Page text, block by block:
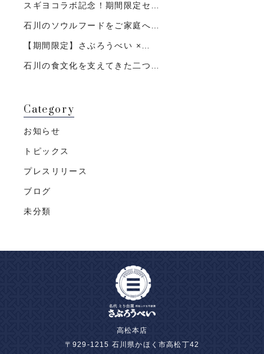
スギヨコラボ記念！期間限定セ…
石川のソウルフードをご家庭へ…
【期間限定】さぶろうべい ×…
石川の食文化を支えてきた二つ…
Category
お知らせ
トピックス
プレスリリース
ブログ
未分類
高松本店
〒929-1215 石川県かほく市高松丁42